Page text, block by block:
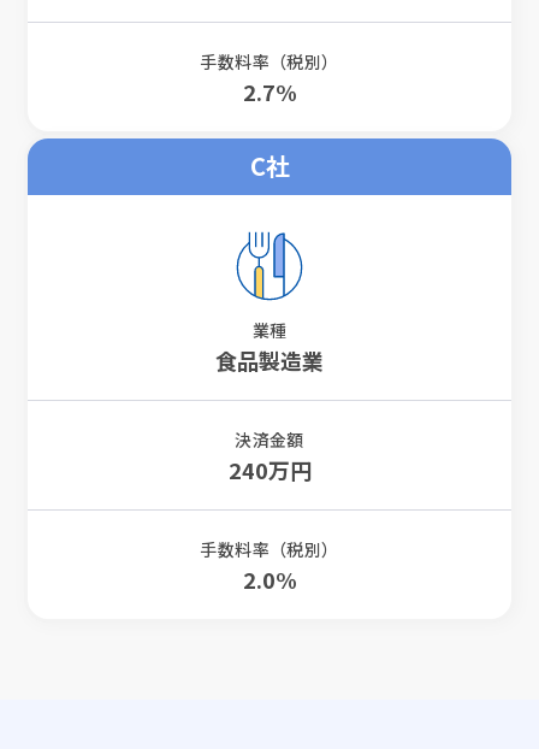
手数料率（税別）
2.7%
C社
業種
食品製造業
決済金額
240万円
手数料率（税別）
2.0%